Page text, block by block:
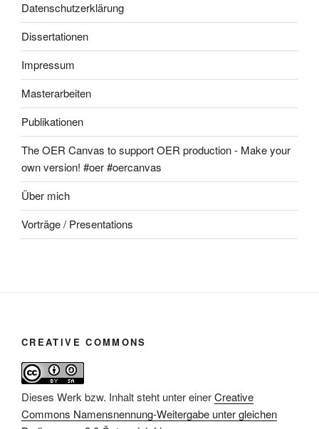
Datenschutzerklärung
Dissertationen
Impressum
Masterarbeiten
Publikationen
The OER Canvas to support OER production - Make your
own version! #oer #oercanvas
Über mich
Vorträge / Presentations
CREATIVE COMMONS
Dieses Werk bzw. Inhalt steht unter einerCreative
Commons Namensnennung-Weitergabe unter gleichen